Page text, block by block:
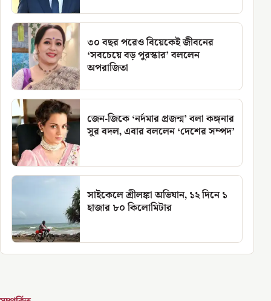
৩০ বছর পরেও বিয়েকেই জীবনের
‘সবচেয়ে বড় পুরস্কার’ বললেন
অপরাজিতা
জেন-জিকে ‘নর্দমার প্রজন্ম’ বলা কঙ্গনার
সুর বদল, এবার বললেন ‘দেশের সম্পদ’
সাইকেলে শ্রীলঙ্কা অভিযান, ১২ দিনে ১
হাজার ৮০ কিলোমিটার